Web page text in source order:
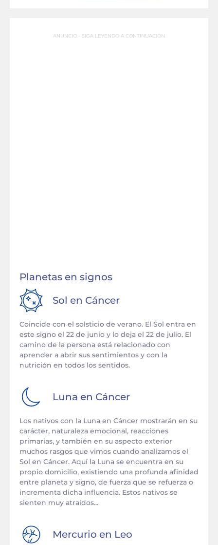
ANUNCIO - SIGA LEYENDO A CONTINUACIÓN
Planetas en signos
Sol en Cáncer
Coincide con el solsticio de verano. El Sol entra en
este signo el 22 de junio y lo deja el 22 de julio. El
camino de la persona está relacionado con
aprender a abrir sus sentimientos y con la
nutrición en todos los sentidos.
Luna en Cáncer
Los nativos con la Luna en Cáncer mostrarán en su
carácter, naturaleza emocional, reacciones
primarias, y también en su aspecto exterior
muchos rasgos que vimos cuando analizamos el
Sol en Cáncer. Aquí la Luna se encuentra en su
propio domicilio, existiendo una profunda afinidad
entre planeta y signo, de fuerza que se refuerza o
incrementa dicha influencia. Estos nativos se
sienten muy atraídos...
Mercurio en Leo